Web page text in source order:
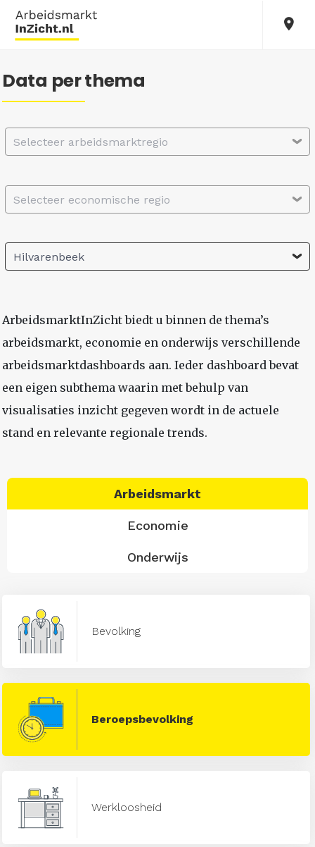
Data per thema
Selecteer arbeidsmarktregio
Selecteer economische regio
Hilvarenbeek
ArbeidsmarktInZicht biedt u binnen de thema’s
arbeidsmarkt, economie en onderwijs verschillende
arbeidsmarktdashboards aan. Ieder dashboard bevat
een eigen subthema waarin met behulp van
visualisaties inzicht gegeven wordt in de actuele
stand en relevante regionale trends.
Arbeidsmarkt
Economie
Onderwijs
Bevolking
Beroepsbevolking
Werkloosheid